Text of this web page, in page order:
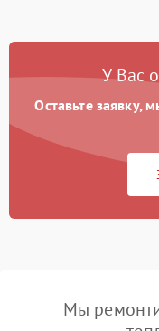
У Вас
Оставьте заявку,
Мы